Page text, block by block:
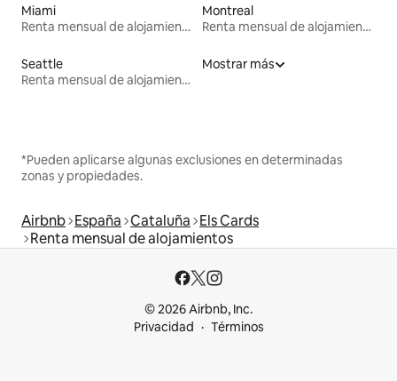
Miami
Renta mensual de alojamientos
Montreal
Renta mensual de alojamientos
Seattle
Renta mensual de alojamientos
Mostrar más
*Pueden aplicarse algunas exclusiones en determinadas
zonas y propiedades.
Airbnb España Cataluña Els Cards
Renta mensual de alojamientos
© 2026 Airbnb, Inc.
Privacidad
Términos